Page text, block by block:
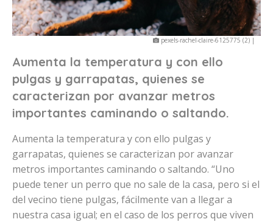
pexels-rachel-claire-6125775 (2) |
Aumenta la temperatura y con ello
pulgas y garrapatas, quienes se
caracterizan por avanzar metros
importantes caminando o saltando.
Aumenta la temperatura y con ello pulgas y
garrapatas, quienes se caracterizan por avanzar
metros importantes caminando o saltando. “Uno
puede tener un perro que no sale de la casa, pero si el
del vecino tiene pulgas, fácilmente van a llegar a
nuestra casa igual; en el caso de los perros que viven